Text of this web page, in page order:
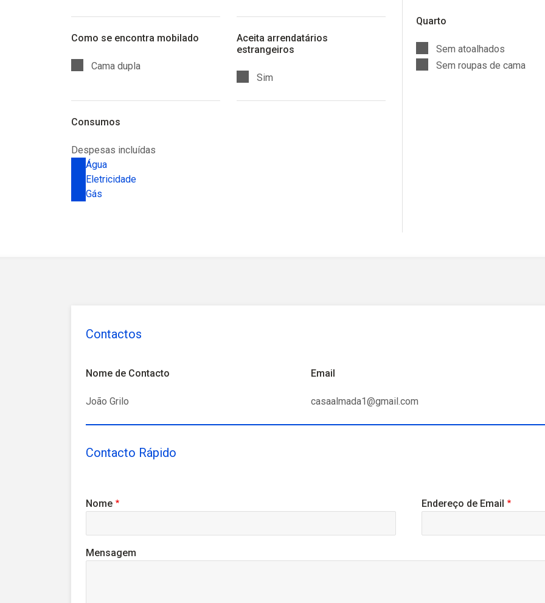
Como se encontra mobilado
Cama dupla
Aceita arrendatários
estrangeiros
Sim
Consumos
Despesas incluídas
Água
Eletricidade
Gás
Quarto
Sem atoalhados
Sem roupas de cama
Contactos
Nome de Contacto
João Grilo
Email
casaalmada1@gmail.com
Contacto Rápido
Nome Endereço de Email
Mensagem